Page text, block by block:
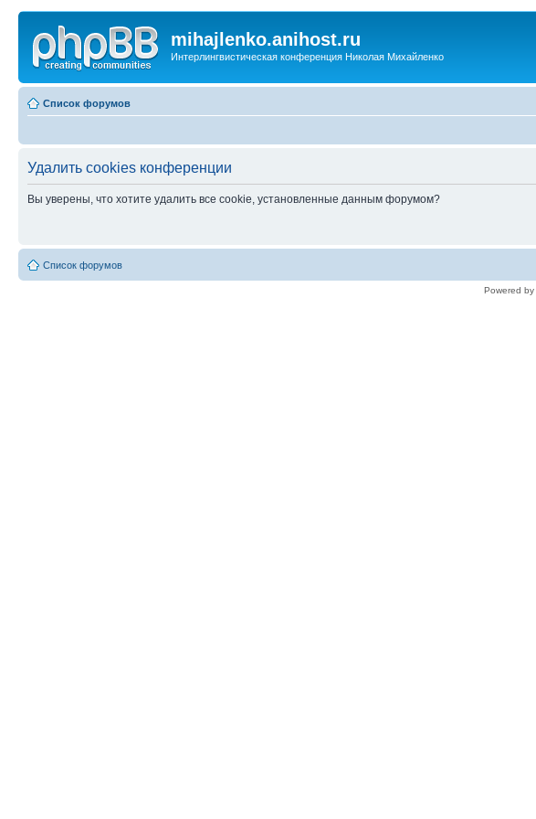
mihajlenko.anihost.ru
Интерлингвистическая конференция Николая Михайленко
Список форумов
Удалить cookies конференции
Вы уверены, что хотите удалить все cookie, установленные данным форумом?
Список форумов
Powered by